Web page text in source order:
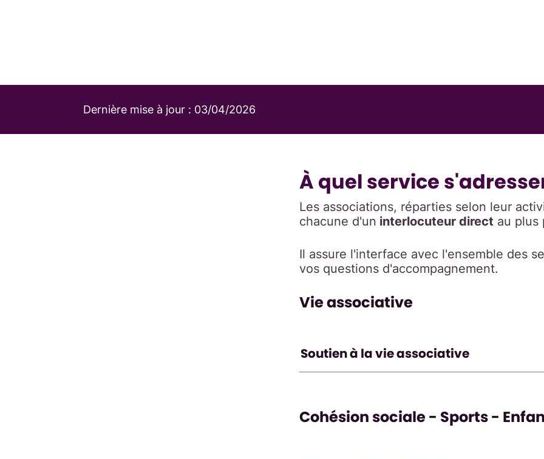
Dernière mise à jour : 03/04/2026
À quel service
Les associations, réparties selon leur
chacune d'un interlocuteur direct au plus
Il assure l'interface avec l'ensemble des
vos questions d'accompagnement.
Vie associative
Soutien à la vie associative
Cohésion sociale - Sports -